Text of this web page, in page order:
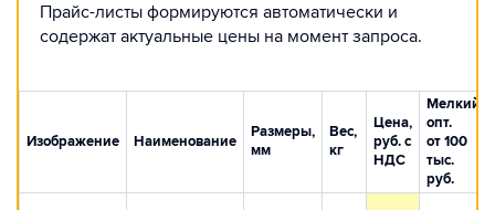
Прайс-листы формируются автоматически и
содержат актуальные цены на момент запроса.
Изображение Наименование
Размеры,
мм
Вес,
кг
Цена,
руб. с
НДС
Мелкий
опт.
от 100
тыс.
руб.